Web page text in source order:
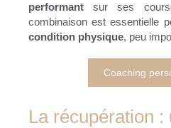
performantsur ses
combinaison est essentielle
condition physique, peu
Coaching
La récupération